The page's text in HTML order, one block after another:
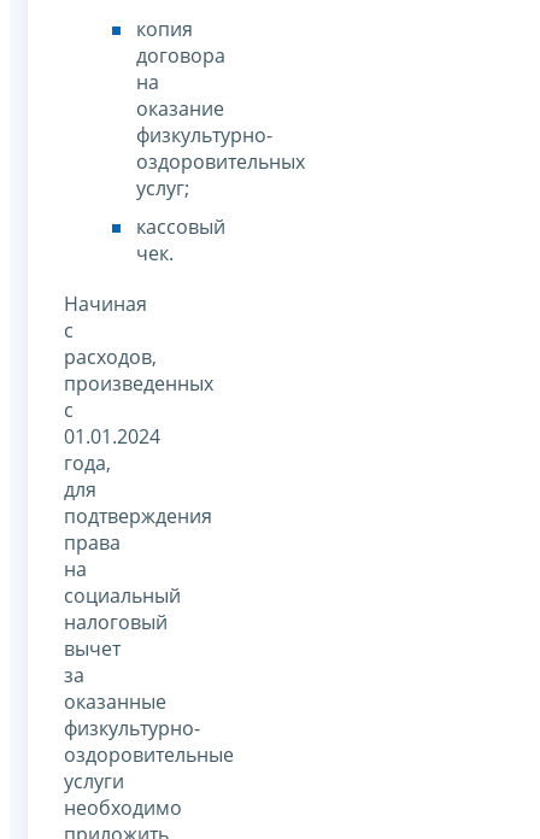
копия
договора
на
оказание
физкультурно-
оздоровительных
услуг;
кассовый
чек.
Начиная
с
расходов,
произведенных
с
01.01.2024
года,
для
подтверждения
права
на
социальный
налоговый
вычет
за
оказанные
физкультурно-
оздоровительные
услуги
необходимо